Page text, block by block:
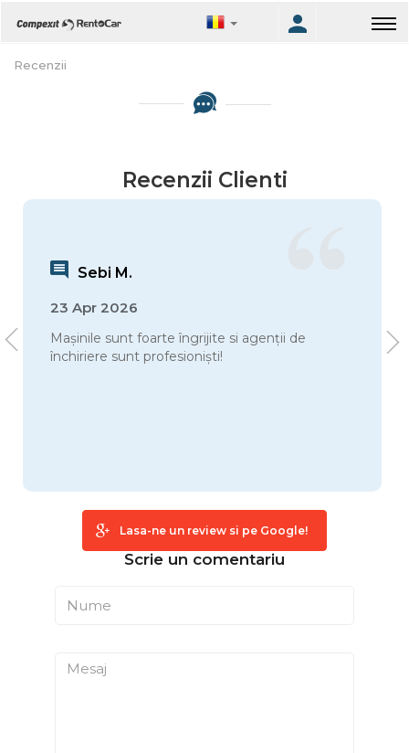
Recenzii
Recenzii Clienti
Sebi M.
23 Apr 2026
Mașinile sunt foarte îngrijite si agenții de
închiriere sunt profesioniști!
Lasa-ne un review si pe Google!
Scrie un comentariu